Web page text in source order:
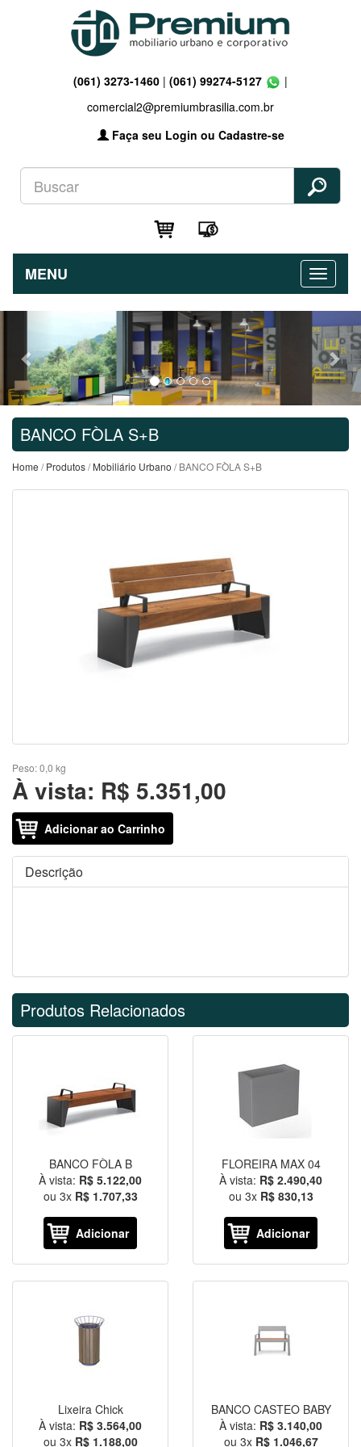
(061) 3273-1460 | (061) 99274-5127
|
comercial2@premiumbrasilia.com.br
Faça seu Login ou Cadastre-se
MENU
Previous
BANCO FÒLA S+B
Home /Produtos/Mobiliário Urbano / BANCO FÒLA S+B
Peso:0,0 kg
À vista: R$ 5.351,00
Adicionar ao Carrinho
Descrição
Produtos Relacionados
BANCO FÒLA B
À vista: R$ 5.122,00
ou 3x R$ 1.707,33
Adicionar
FLOREIRA MAX 04
À vista: R$ 2.490,40
ou 3x R$ 830,13
Adicionar
Lixeira Chick
À vista: R$ 3.564,00
ou 3x R$ 1.188,00
BANCO CASTEO BABY
À vista: R$ 3.140,00
ou 3x R$ 1.046,67